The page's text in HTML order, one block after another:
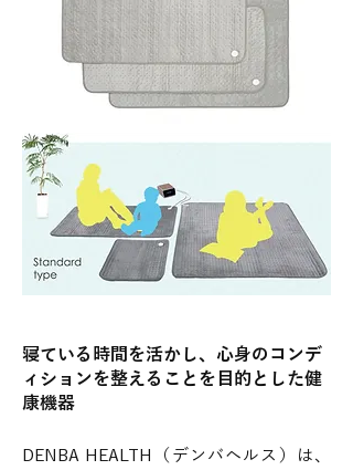
寝ている時間を活かし、心身のコンデ
ィションを整えることを目的とした健
康機器
DENBA HEALTH（デンバヘルス）は、